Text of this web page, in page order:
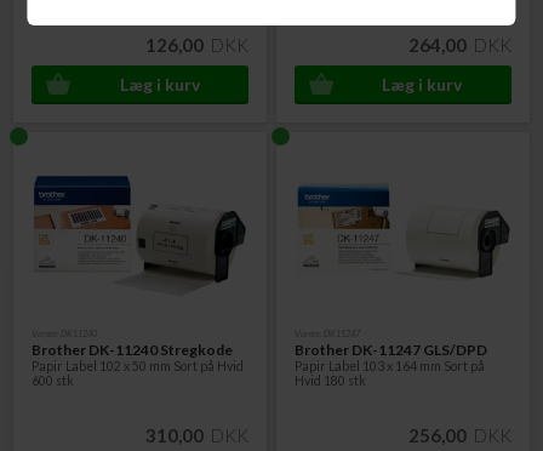
126,00 DKK 264,00 DKK
Brother DK-11240 Stregkode
Papir Label 102 x 50 mm Sort på Hvid
600 stk
310,00 DKK
Brother DK-11247 GLS/DPD
Papir Label 103 x 164 mm Sort på
Hvid 180 stk
256,00 DKK